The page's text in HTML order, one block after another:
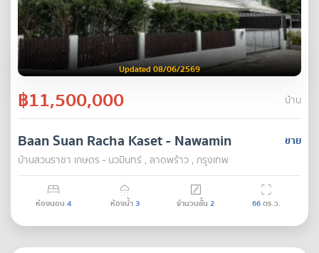
Updated 08/06/2569
฿11,500,000 บ้าน
ขาย
Baan Suan Racha Kaset - Nawamin
บ้านสวนราชา เกษตร - นวมินทร์ , ลาดพร้าว , กรุงเทพ
ห้องนอน 4 ห้องน้ำ3 จำนวนชั้น 2 66ตร.ว.